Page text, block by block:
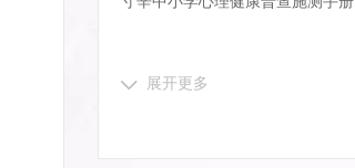
展开更多